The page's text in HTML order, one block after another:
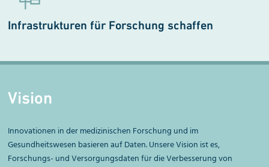
Infrastrukturen für Forschung schaffen
Vision
Innovationen in der medizinischen Forschung und im
Gesundheitswesen basieren auf Daten. Unsere Vision ist es,
Forschungs- und Versorgungsdaten für die Verbesserung von